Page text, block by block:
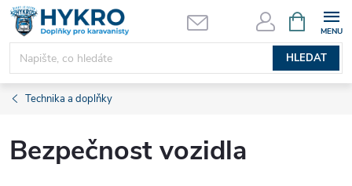
Přejít
obsah
HLEDAT
NÁKUPNÍ
KOŠÍK
Technika a doplňky
Bezpečnost vozidla